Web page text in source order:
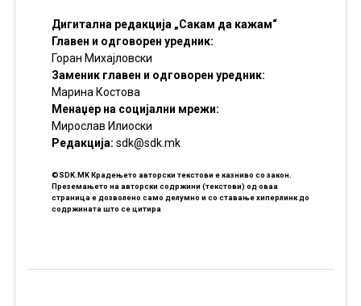
Дигитална редакција „Сакам да кажам“
Главен и одговорен уредник:
Горан Михајловски
Заменик главен и одговорен уредник:
Марина Костова
Менаџер на социјални мрежи:
Мирослав Илиоски
Редакцијa: sdk@sdk.mk
©SDK.MK Крадењето авторски текстови е казниво со закон.
Преземањето на авторски содржини (текстови) од оваа
страница е дозволено само делумно и со ставање хиперлинк до
содржината што се цитира